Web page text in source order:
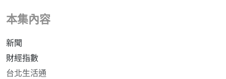
本集內容
新聞
財經指數
台北生活通